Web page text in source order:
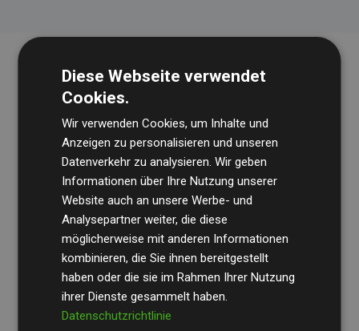
Die Wirtschaftsprüfungsgesellschaft BDOüberprüft
regelmäßig unsere Berechnungen und Methodik, um
Transparenz und Verlässlichkeit sicherzustellen.
Ihre Prüfungen belegen, dass unsere Investitionen in
Klimaschutzprojekte im Durchschnitt200 % der
geschätzten CO₂-Emissionender teilnehmenden
Websites kompensieren – ein klarer Nachweis für die
Diese Webseite verwendet
Cookies.
Wir verwenden Cookies, um Inhalte und
Anzeigen zu personalisieren und unseren
Datenverkehr zu analysieren. Wir geben
Informationen über Ihre Nutzung unserer
Website auch an unsere Werbe- und
Analysepartner weiter, die diese
möglicherweise mit anderen Informationen
kombinieren, die Sie ihnen bereitgestellt
haben oder die sie im Rahmen Ihrer Nutzung
ihrer Dienste gesammelt haben.
Datenschutzrichtlinie